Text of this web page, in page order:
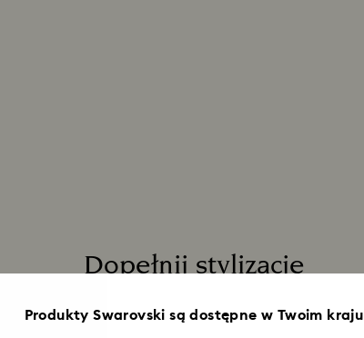
Dopełnij stylizację
Produkty Swarovski są dostępne w Twoim kraju